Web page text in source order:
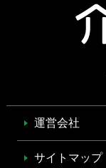
運営会社
サイトマップ